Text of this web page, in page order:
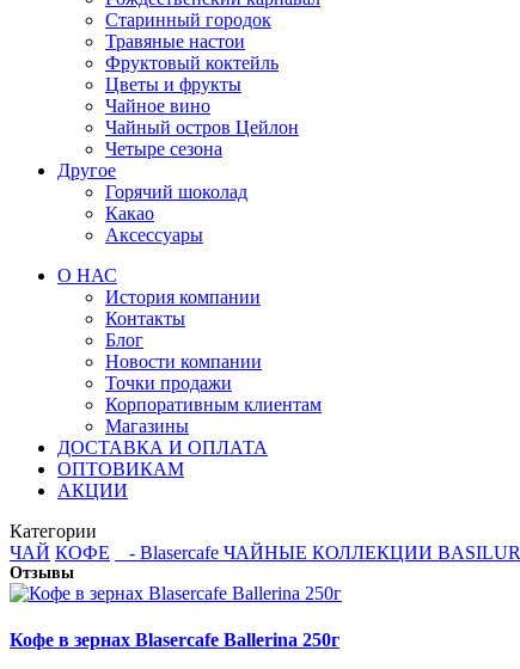
Старинный городок
Травяные настои
Фруктовый коктейль
Цветы и фрукты
Чайное вино
Чайный остров Цейлон
Четыре сезона
Другое
Горячий шоколад
Какао
Аксессуары
О НАС
История компании
Контакты
Блог
Новости компании
Точки продажи
Корпоративным клиентам
Магазины
ДОСТАВКА И ОПЛАТА
ОПТОВИКАМ
АКЦИИ
Категории
ЧАЙ КОФЕ - Blasercafe ЧАЙНЫЕ КОЛЛЕКЦИИ BASILUR
Отзывы
Кофе в зернах Blasercafe Ballerina 250г